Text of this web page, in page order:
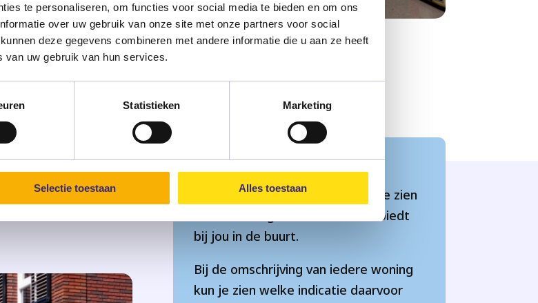
te personaliseren, om functies voor social media te bieden en om ons
over uw gebruik van onze site met onze partners voor social
deze gegevens combineren met andere informatie die u aan ze heeft
uw gebruik van hun services.
Statistieken Marketing
Selectie toestaan Alles toestaan
Klik op ‘Woningen bekijken’ om te zien
welke woningen Raamwerk aanbiedt
bij jou in de buurt.
Bij de omschrijving van iedere woning
kun je zien welke indicatie daarvoor